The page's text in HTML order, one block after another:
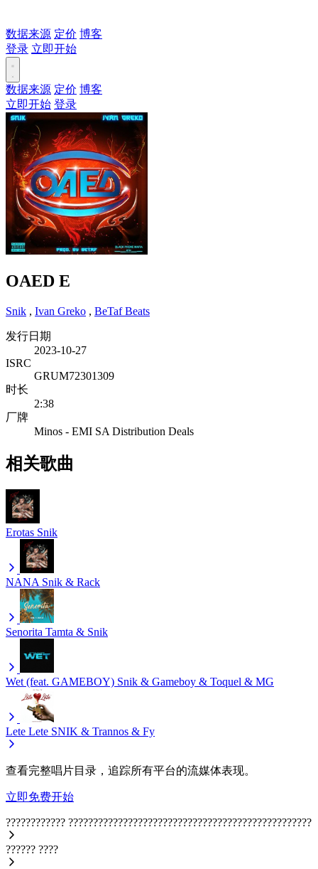
数据来源 定价 博客
登录 立即开始
数据来源 定价 博客
立即开始 登录
OAED E
Snik , Ivan Greko , BeTaf Beats
发行日期
2023-10-27
ISRC
GRUM72301309
时长
2:38
厂牌
Minos - EMI SA Distribution Deals
相关歌曲
Erotas Snik
NANA Snik & Rack
Senorita Tamta & Snik
Wet (feat. GAMEBOY) Snik & Gameboy & Toquel & MG
Lete Lete SNIK & Trannos & Fy
查看完整唱片目录，追踪所有平台的流媒体表现。
立即免费开始
???????????? ?????????????????????????????????????????????????
?????? ????